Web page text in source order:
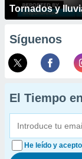
Tornados y
Síguenos
El Tiempo
He leído y